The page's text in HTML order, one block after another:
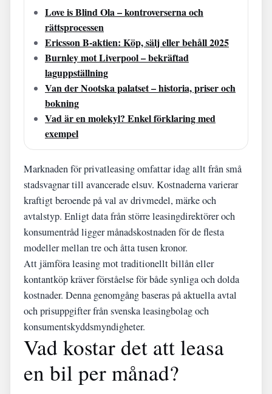
Love is Blind Ola – kontroverserna och
rättsprocessen
Ericsson B-aktien: Köp, sälj eller behåll 2025
Burnley mot Liverpool – bekräftad
laguppställning
Van der Nootska palatset – historia, priser och
bokning
Vad är en molekyl? Enkel förklaring med
exempel
Marknaden för privatleasing omfattar idag allt från små
stadsvagnar till avancerade elsuv. Kostnaderna varierar
kraftigt beroende på val av drivmedel, märke och
avtalstyp. Enligt data från större leasingdirektörer och
konsumentråd ligger månadskostnaden för de flesta
modeller mellan tre och åtta tusen kronor.
Att jämföra leasing mot traditionellt billån eller
kontantköp kräver förståelse för både synliga och dolda
kostnader. Denna genomgång baseras på aktuella avtal
och prisuppgifter från svenska leasingbolag och
konsumentskyddsmyndigheter.
Vad kostar det att leasa
en bil per månad?